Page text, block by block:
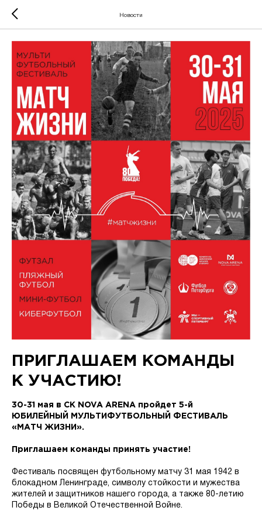
Новости
ПРИГЛАШАЕМ КОМАНДЫ
К УЧАСТИЮ!
30-31 мая в СК NOVA ARENA пройдет 5-й
ЮБИЛЕЙНЫЙ МУЛЬТИФУТБОЛЬНЫЙ ФЕСТИВАЛЬ
«МАТЧ ЖИЗНИ».
Приглашаем команды принять участие!
Фестиваль посвящен футбольному матчу 31 мая 1942 в
блокадном Ленинграде, символу стойкости и мужества
жителей и защитников нашего города, а также 80-летию
Победы в Великой Отечественной Войне.